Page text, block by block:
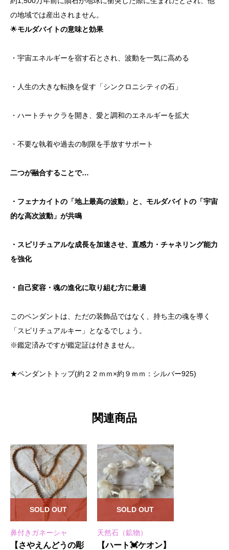
の地域では産出されません。
🌟モルダバイトの意味と効果
・宇宙エネルギーを宿す石とされ、波動を一気に高める
・人生の大きな転換を促す「シンクロニシティの石」
・ハートチャクラを開き、愛と調和のエネルギーを拡大
・不要な執着や過去の制限を手放すサポート
二つが融合することで…
・フェナカイトの「地上最高の波動」と、モルダバイトの「宇宙
的な高次波動」が共鳴
・スピリチュアルな成長を加速させ、直感力・チャネリング能力
を強化
・自己変容・魂の進化に取り組む方に最適
このペンダントは、ただの装飾品ではなく、持ち主の魂を導く
「スピリチュアルキー」となるでしょう。
※鑑定済みですが鑑定証は付きません。
★ペンダントトップ(約２２ｍｍ×約９ｍｍ：シルバー925)
関連商品
鼻付きガネーシャ
【さやえんどうの彫
SOLD OUT
天然石（鉱物）
【ハート💓ケオン】
SOLD OUT